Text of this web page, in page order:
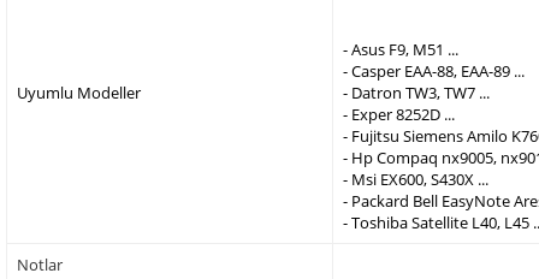
Uyumlu Modeller
- Asus F9, M51 ...
- Casper EAA-88, EAA-89 ...
- Datron TW3, TW7 ...
- Exper 8252D ...
- Fujitsu Siemens Amilo
- Hp Compaq nx9005,
- Msi EX600, S430X ...
- Packard Bell EasyNote
- Toshiba Satellite L40, L45
Notlar